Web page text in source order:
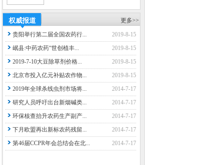
权威报道 更多>>
贵阳举行第二届全国农药行...
2019-8-15
岷县:中药农药“世创植丰...
2019-8-15
2019-7-10大豆除草剂价格...
2019-8-15
北京市投入亿元补贴农作物...
2019-8-15
2019年全球杀线虫剂市场将...
2014-7-17
研究人员呼吁出台新烟碱类...
2014-7-17
环保核查抬升农药生产副产...
2014-7-17
下月欧盟再出新标农药残留...
2014-7-17
第46届CCPR年会总结会在北...
2014-7-17